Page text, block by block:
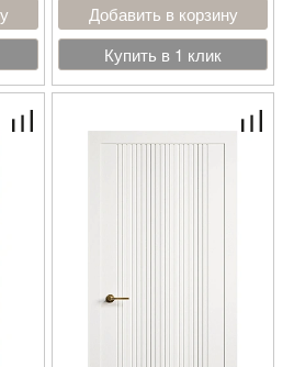
Добавить в корзину
Купить в 1 клик